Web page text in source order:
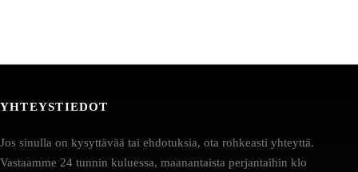
YHTEYSTIEDOT
Jos sinulla on kysyttävää tai ehdotuksia, ota rohkeasti yhteyttä.
Vastaamme 24 tunnin kuluessa, maanantaista perjantaihin klo